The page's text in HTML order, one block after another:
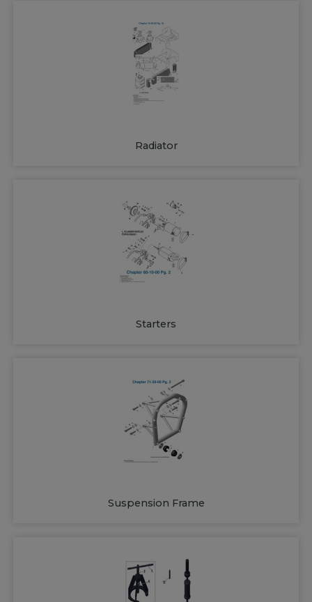
Radiator
Starters
Suspension Frame